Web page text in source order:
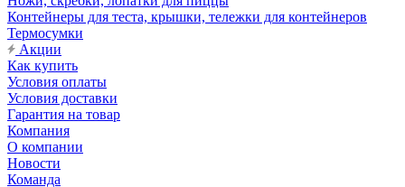
Контейнеры для теста, крышки, тележки для контейнеров
Термосумки
Акции
Как купить
Условия оплаты
Условия доставки
Гарантия на товар
Компания
О компании
Новости
Команда